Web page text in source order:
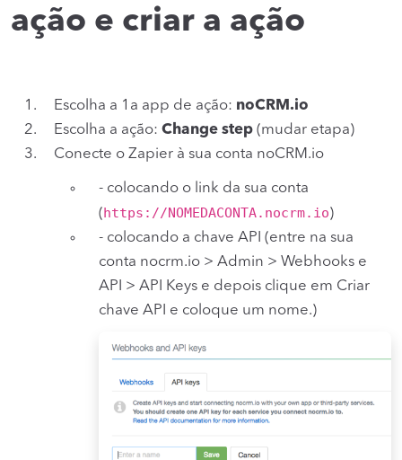
ação e criar a ação
Escolha a 1a app de ação: noCRM.io
Escolha a ação: Change step (mudar etapa)
Conecte o Zapier à sua conta noCRM.io
- colocando o link da sua conta
(https://NOMEDACONTA.nocrm.io)
- colocando a chave API (entre na sua
conta nocrm.io > Admin > Webhooks e
API > API Keys e depois clique em Criar
chave API e coloque um nome.)